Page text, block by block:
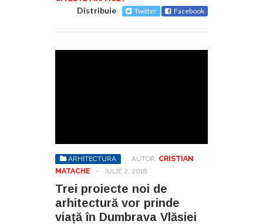
Distribuie Twitter Facebook
ARHITECTURA AUTOR: CRISTIAN
MATACHE
- IULIE 2, 2018
Trei proiecte noi de
arhitectură vor prinde
viață în Dumbrava Vlăsiei